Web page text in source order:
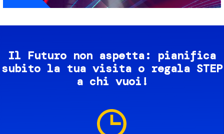
Il Futuro non aspetta: pianifica
subito la tua visita o regala STEP
a chi vuoi!